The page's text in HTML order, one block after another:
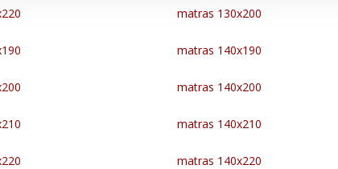
matras 130x200
matras 140x190
matras 140x200
matras 140x210
matras 140x220